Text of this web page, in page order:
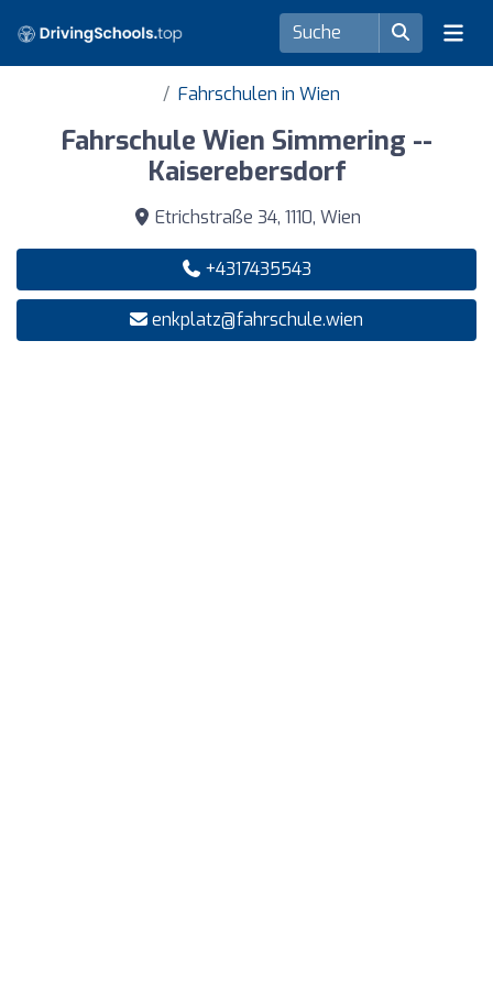
Fahrschulen in Wien
Fahrschule Wien Simmering --
Kaiserebersdorf
Etrichstraße 34, 1110, Wien
+4317435543
enkplatz@fahrschule.wien